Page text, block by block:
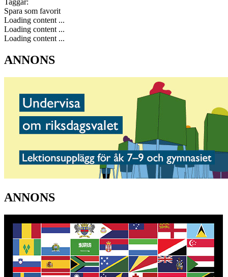
Taggar:
Spara som favorit
Loading content ...
Loading content ...
Loading content ...
ANNONS
ANNONS